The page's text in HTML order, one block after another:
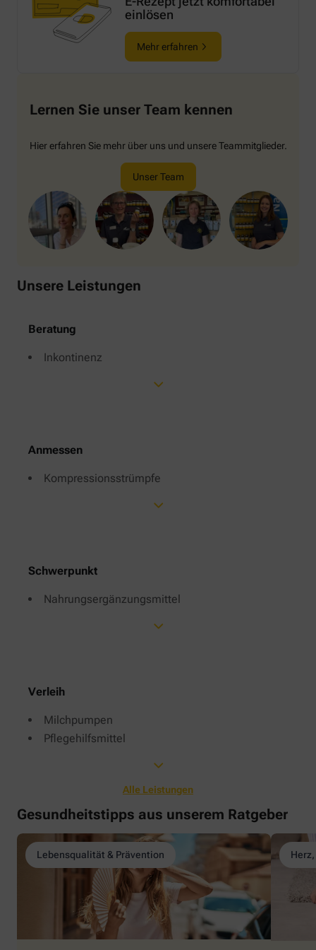
einlösen
Mehr erfahren
Lernen Sie unser Team kennen
Hier erfahren Sie mehr über uns und unsere Teammitglieder.
Unser Team
Unsere Leistungen
Beratung
Inkontinenz
Anmessen
Kompressionsstrümpfe
Schwerpunkt
Nahrungsergänzungsmittel
Verleih
Milchpumpen
Pflegehilfsmittel
Alle Leistungen
Gesundheitstipps aus unserem Ratgeber
Lebensqualität & Prävention